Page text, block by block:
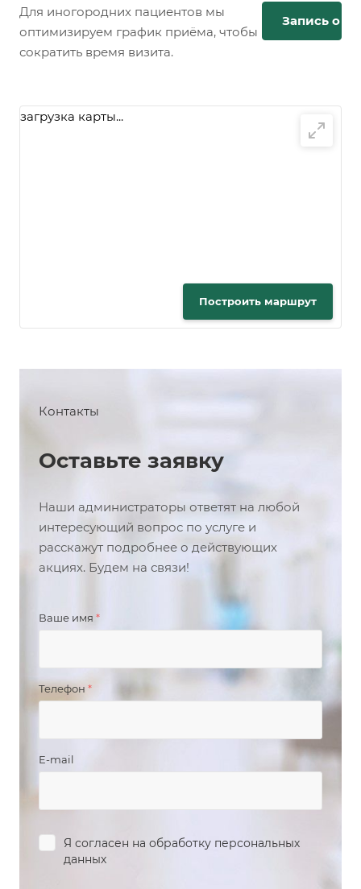
Для иногородних пациентов мы
оптимизируем график приёма, чтобы
сократить время визита.
Запись
загрузка карты...
Построить маршрут
Контакты
Оставьте заявку
Наши администраторы ответят на любой
интересующий вопрос по услуге и
расскажут подробнее о действующих
акциях. Будем на связи!
Ваше имя *
Телефон *
E-mail
Я согласен на обработку персональных
данных